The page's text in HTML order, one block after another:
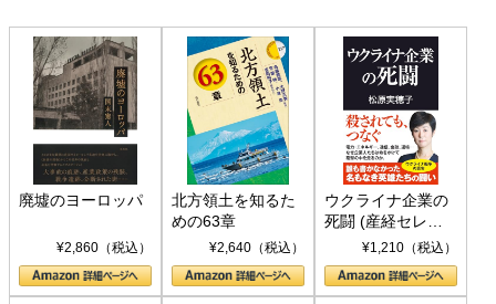
廃墟のヨーロッパ
¥2,860（税込）
北方領土を知るた
めの63章
¥2,640（税込）
ウクライナ企業の
死闘 (産経セレク
ト S 039)¥1,210（税込）